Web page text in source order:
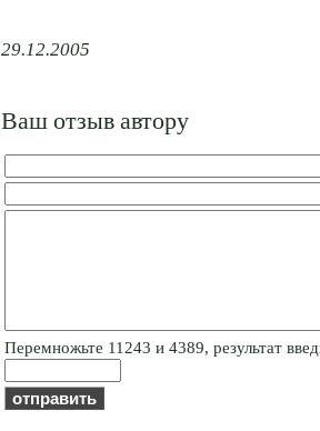
29.12.2005
Ваш отзыв автору
Пepeмнoжьтe 11243 и 4389, результат